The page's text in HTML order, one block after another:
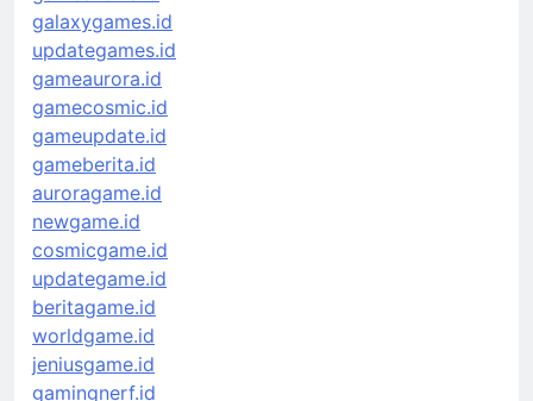
galaxygames.id
updategames.id
gameaurora.id
gamecosmic.id
gameupdate.id
gameberita.id
auroragame.id
newgame.id
cosmicgame.id
updategame.id
beritagame.id
worldgame.id
jeniusgame.id
gamingnerf.id